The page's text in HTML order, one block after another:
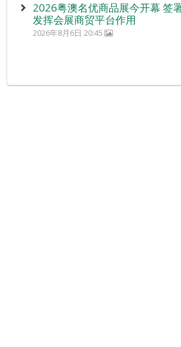
2026粤澳名优商品展今开幕 签
发挥会展商贸平台作用
2026年8月6日 20:45